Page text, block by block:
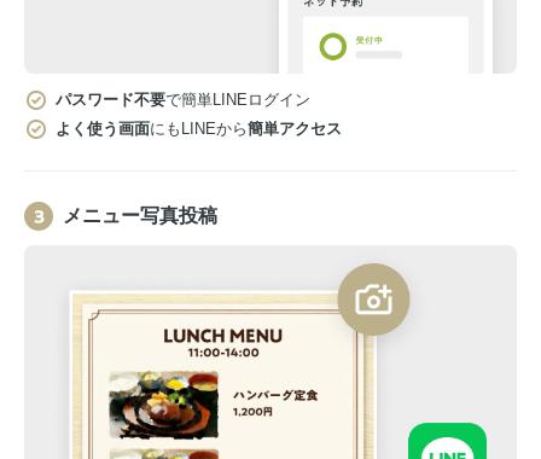
パスワード不要で簡単LINEログイン
よく使う画面にもLINEから簡単アクセス
メニュー写真投稿